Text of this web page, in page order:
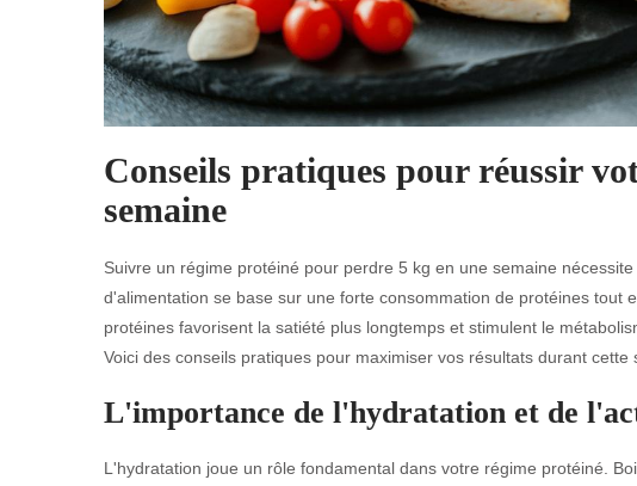
Conseils pratiques pour réussir
semaine
Suivre un régime protéiné pour perdre 5 kg en une semaine
d'alimentation se base sur une forte consommation de protéines tout
protéines favorisent la satiété plus longtemps et stimulent le
Voici des conseils pratiques pour maximiser vos résultats durant cette
L'importance de l'hydratation et de
L'hydratation joue un rôle fondamental dans votre régime protéiné.